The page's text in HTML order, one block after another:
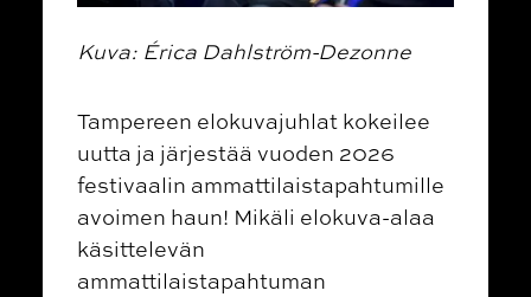
Kuva: Érica Dahlström-Dezonne
Tampereen elokuvajuhlat kokeilee
uutta ja järjestää vuoden 2026
festivaalin ammattilaistapahtumille
avoimen haun! Mikäli elokuva-alaa
käsittelevän
ammattilaistapahtuman